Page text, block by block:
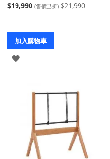
$19,990 (售價已折) $21,990
加入購物車
登